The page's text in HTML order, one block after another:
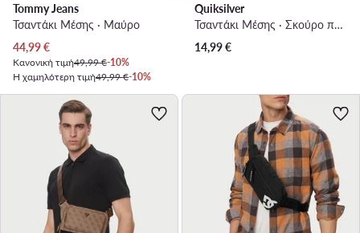
Tommy Jeans
Τσαντάκι Μέσης · Μαύρο
Τρέχουσα τιμή
44,99€
Κανονική τιμή49,99 €-10%
Η χαμηλότερη τιμή49,99 €-10%
Quiksilver
Τσαντάκι Μέσης · Σκούρο πράσινο
14,99€